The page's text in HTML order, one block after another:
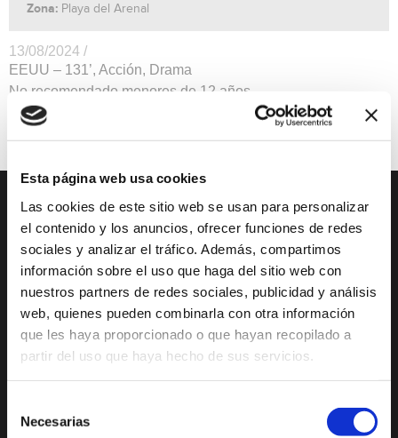
Esta página web usa cookies
Las cookies de este sitio web se usan para personalizar
el contenido y los anuncios, ofrecer funciones de redes
sociales y analizar el tráfico. Además, compartimos
información sobre el uso que haga del sitio web con
nuestros partners de redes sociales, publicidad y análisis
web, quienes pueden combinarla con otra información
que les haya proporcionado o que hayan recopilado a
partir del uso que haya hecho de sus servicios.
Necesarias
Zona: Playa del Arenal
13/08/2024 /
EEUU – 131’, Acción, Drama
No recomendado menores de 12 años
Cines
DESCUBRE XÀBIA
Mirador Virtual
Cultura y Patrimonio
Paseo por Xàbia
Histórica
Playa del Arenal
QUÉ HACER
Eventos todo el año
Camino del Alba
Actividades
deportivas